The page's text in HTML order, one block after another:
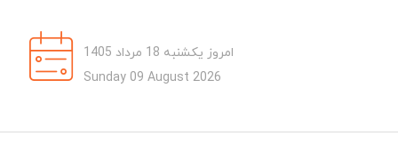
امروز یکشنبه 18 مرداد 1405
Sunday 09 August 2026